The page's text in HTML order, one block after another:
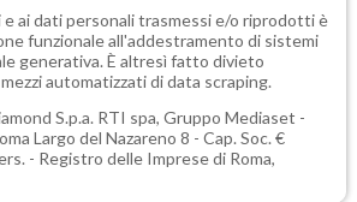
ai dati personali trasmessi e/o riprodotti è
funzionale all'addestramento di sistemi
generativa. È altresì fatto divieto
automatizzati di data scraping.
S.p.a. RTI spa, Gruppo Mediaset -
Largo del Nazareno 8 - Cap. Soc. €
- Registro delle Imprese di Roma,